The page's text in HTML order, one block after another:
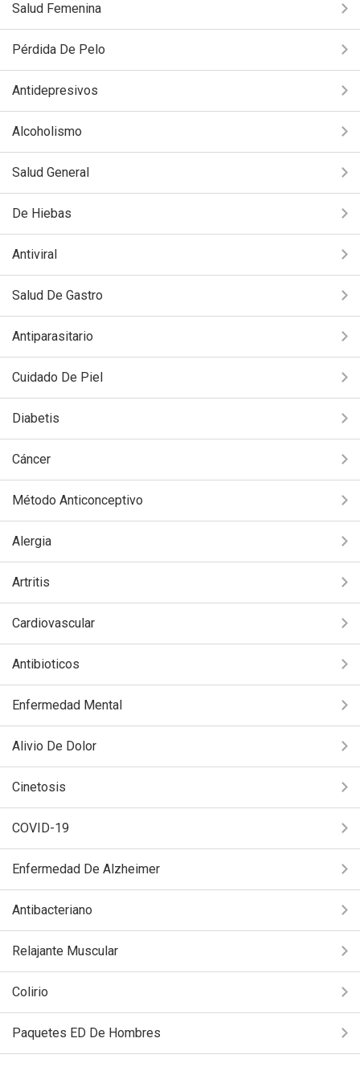
Salud Femenina
Pérdida De Pelo
Antidepresivos
Alcoholismo
Salud General
De Hiebas
Antiviral
Salud De Gastro
Antiparasitario
Cuidado De Piel
Diabetis
Cáncer
Método Anticonceptivo
Alergia
Artritis
Cardiovascular
Antibioticos
Enfermedad Mental
Alivio De Dolor
Cinetosis
COVID-19
Enfermedad De Alzheimer
Antibacteriano
Relajante Muscular
Colirio
Paquetes ED De Hombres